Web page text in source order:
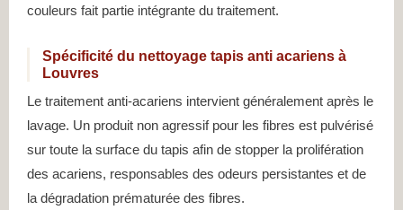
couleurs fait partie intégrante du traitement.
Spécificité du nettoyage tapis anti acariens à
Louvres
Le traitement anti-acariens intervient généralement après le
lavage. Un produit non agressif pour les fibres est pulvérisé
sur toute la surface du tapis afin de stopper la prolifération
des acariens, responsables des odeurs persistantes et de
la dégradation prématurée des fibres.